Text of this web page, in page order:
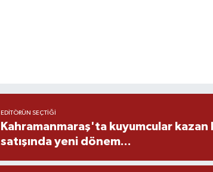
EDITÖRÜN SEÇTIĞI
Kahramanmaraş'ta kuyumcular kazan
satışında yeni dönem...